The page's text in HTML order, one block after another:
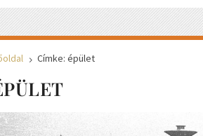
5 Címke: épület